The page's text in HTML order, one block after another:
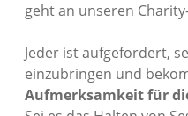
geht an unseren
Jeder ist aufgefordert,
einzubringen und
Aufmerksamkeit für